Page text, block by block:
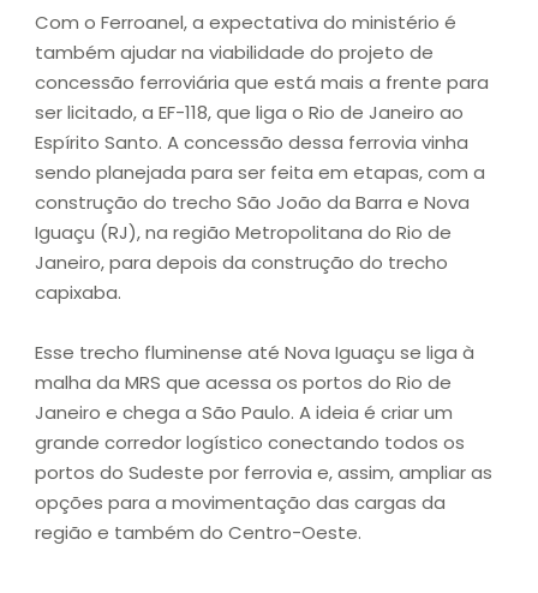
Com o Ferroanel, a expectativa do ministério é
também ajudar na viabilidade do projeto de
concessão ferroviária que está mais a frente para
ser licitado, a EF-118, que liga o Rio de Janeiro ao
Espírito Santo. A concessão dessa ferrovia vinha
sendo planejada para ser feita em etapas, com a
construção do trecho São João da Barra e Nova
Iguaçu (RJ), na região Metropolitana do Rio de
Janeiro, para depois da construção do trecho
capixaba.
Esse trecho fluminense até Nova Iguaçu se liga à
malha da MRS que acessa os portos do Rio de
Janeiro e chega a São Paulo. A ideia é criar um
grande corredor logístico conectando todos os
portos do Sudeste por ferrovia e, assim, ampliar as
opções para a movimentação das cargas da
região e também do Centro-Oeste.